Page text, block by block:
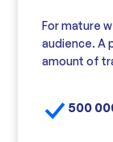
For mature
audience. A
amount of
500